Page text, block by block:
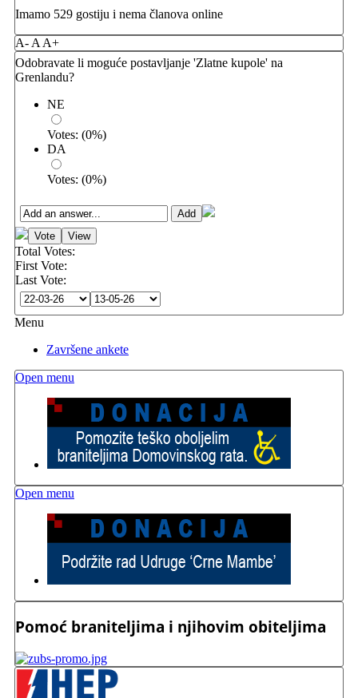
Imamo 529 gostiju i nema članova online
A- A A+
Odobravate li moguće postavljanje 'Zlatne kupole' na
Grenlandu?
NE
Votes: (0%)
DA
Votes: (0%)
Total Votes:
First Vote:
Last Vote:
Menu
Završene ankete
Open menu
Open menu
Pomoć braniteljima i njihovim obiteljima